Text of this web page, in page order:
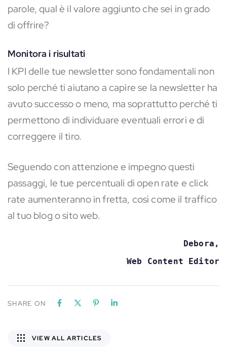
parole, qual è il valore aggiunto che sei in grado
di offrire?
Monitora i risultati
I KPI delle tue newsletter sono fondamentali non
solo perché ti aiutano a capire se la newsletter ha
avuto successo o meno, ma soprattutto perché ti
permettono di individuare eventuali errori e di
correggere il tiro.
Seguendo con attenzione e impegno questi
passaggi, le tue percentuali di open rate e click
rate aumenteranno in fretta, così come il traffico
al tuo blog o sito web.
Debora,
Web Content Editor
SHARE ON
VIEW ALL ARTICLES